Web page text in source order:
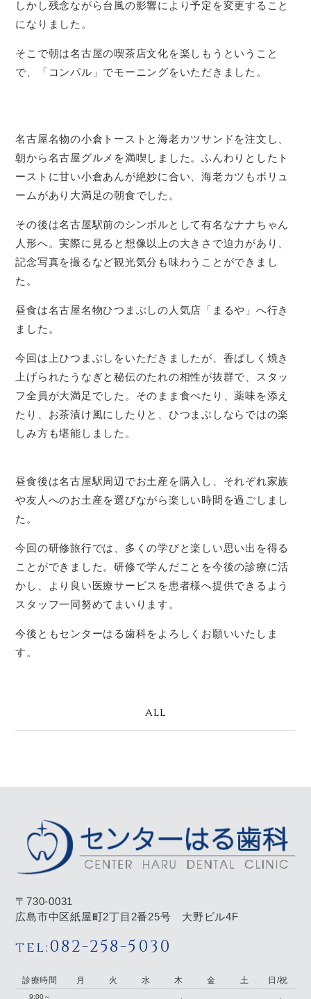
しかし残念ながら台風の影響により予定を変更すること
になりました。
そこで朝は名古屋の喫茶店文化を楽しもうということ
で、「コンパル」でモーニングをいただきました。
名古屋名物の小倉トーストと海老カツサンドを注文し、
朝から名古屋グルメを満喫しました。ふんわりとしたト
ーストに甘い小倉あんが絶妙に合い、海老カツもボリュ
ームがあり大満足の朝食でした。
その後は名古屋駅前のシンボルとして有名なナナちゃん
人形へ。実際に見ると想像以上の大きさで迫力があり、
記念写真を撮るなど観光気分も味わうことができまし
た。
昼食は名古屋名物ひつまぶしの人気店「まるや」へ行き
ました。
今回は上ひつまぶしをいただきましたが、香ばしく焼き
上げられたうなぎと秘伝のたれの相性が抜群で、スタッ
フ全員が大満足でした。そのまま食べたり、薬味を添え
たり、お茶漬け風にしたりと、ひつまぶしならではの楽
しみ方も堪能しました。
昼食後は名古屋駅周辺でお土産を購入し、それぞれ家族
や友人へのお土産を選びながら楽しい時間を過ごしまし
た。
今回の研修旅行では、多くの学びと楽しい思い出を得る
ことができました。研修で学んだことを今後の診療に活
かし、より良い医療サービスを患者様へ提供できるよう
スタッフ一同努めてまいります。
今後ともセンターはる歯科をよろしくお願いいたしま
す。
ALL
〒730-0031
広島市中区紙屋町2丁目2番25号 大野ビル4F
tel:082-258-5030
診療時間 月 火 水 木 金 土 日/祝
9:00～